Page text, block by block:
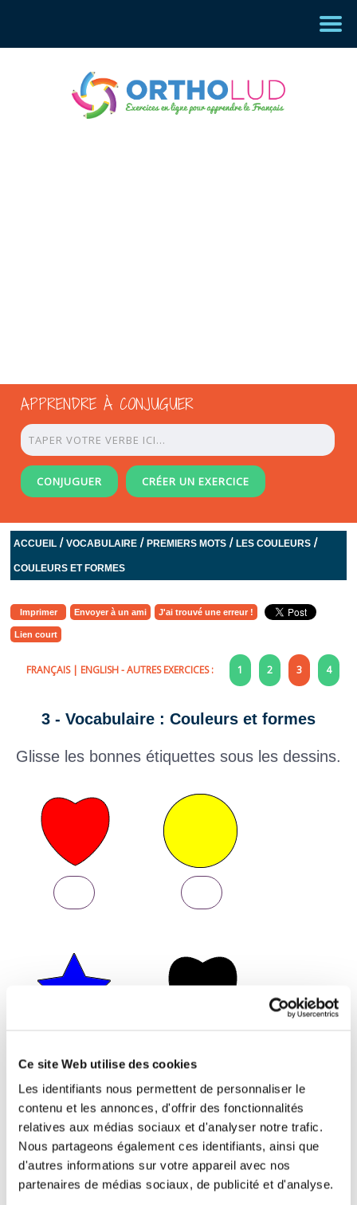
Ce site Web utilise des cookies
Les identifiants nous permettent de personnaliser le
contenu et les annonces, d'offrir des fonctionnalités
relatives aux médias sociaux et d'analyser notre trafic.
Nous partageons également ces identifiants, ainsi que
d'autres informations sur votre appareil avec nos
partenaires de médias sociaux, de publicité et d'analyse.
APPRENDRE À CONJUGUER
CONJUGUER CRÉER UN EXERCICE
ACCUEIL /VOCABULAIRE /PREMIERS MOTS /LES COULEURS /
COULEURS ET FORMES
Imprimer Envoyer à un ami J'ai trouvé une erreur !
Lien court
FRANÇAIS| ENGLISH- AUTRES EXERCICES : 1 2 3 4
3 - Vocabulaire : Couleurs et formes
Glisse les bonnes étiquettes sous les dessins.